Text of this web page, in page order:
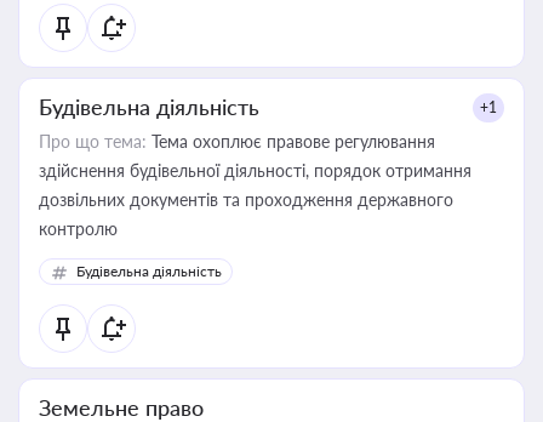
статусу суб'єктів оціночної діяльності
Будівельна діяльність +1
Про що тема: Тема охоплює правове регулювання
здійснення будівельної діяльності, порядок отримання
дозвільних документів та проходження державного
контролю
Будівельна діяльність
Земельне право